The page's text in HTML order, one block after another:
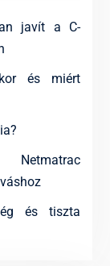
javít a C-
és miért
Netmatrac
és tiszta